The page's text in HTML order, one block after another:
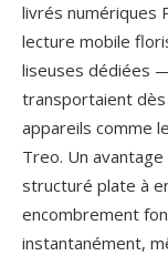
livrés numériques
lecture mobile
liseuses dédiées
transportaient
appareils comme
Treo. Un
structuré plate à
encombrement
instantanément,